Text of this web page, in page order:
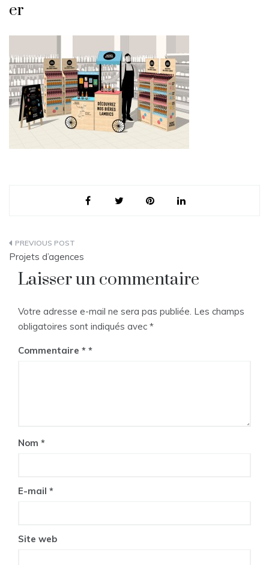
er
Navigation
de
Projets d’agences
Laisser un commentaire
Votre adresse e-mail ne sera pas publiée. Les champs
obligatoires sont indiqués avec *
Commentaire *
Nom *
E-mail *
Site web